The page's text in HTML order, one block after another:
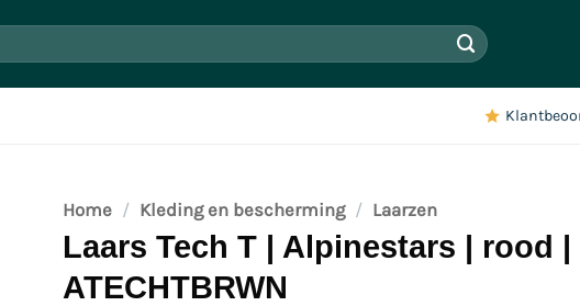
Home / Kleding en bescherming / Laarzen
Laars Tech T | Alpinestars | rood |
ATECHTBRWN